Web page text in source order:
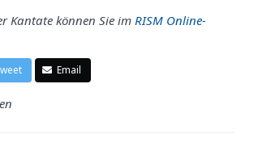
Kantate können Sie im RISM Online-
Email